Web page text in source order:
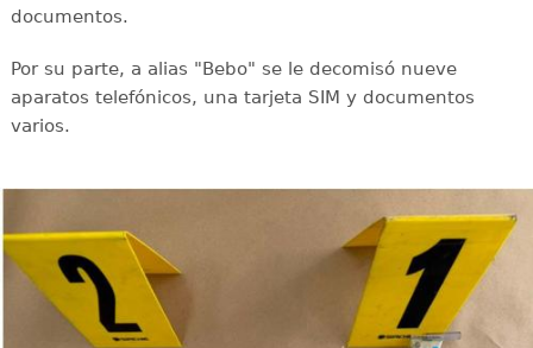
documentos.
Por su parte, a alias "Bebo" se le decomisó nueve
aparatos telefónicos, una tarjeta SIM y documentos
varios.